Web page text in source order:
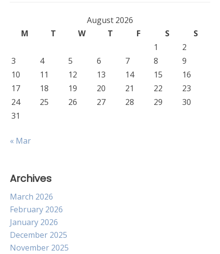
August 2026
M
T W T F S
S
1
2
3
4 5 6 7 8
9
10
11 12 13 14 15
16
17
18 19 20 21 22
23
24
25 26 27 28 29
30
31
« Mar
Archives
March 2026
February 2026
January 2026
December 2025
November 2025